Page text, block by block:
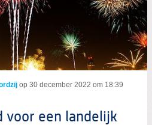
Zoeken
op 30 december 2022 om 18:39
voor een landelijk